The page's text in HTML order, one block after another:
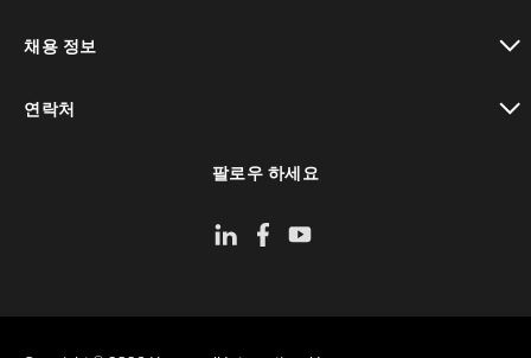
채용 정보
연락처
팔로우 하세요